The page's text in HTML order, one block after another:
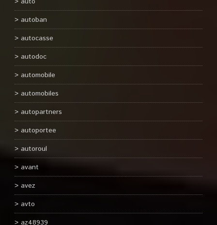
autoban
autocasse
autodoc
automobile
automobiles
autopartners
autoportee
autoroul
avant
avez
avto
az48939